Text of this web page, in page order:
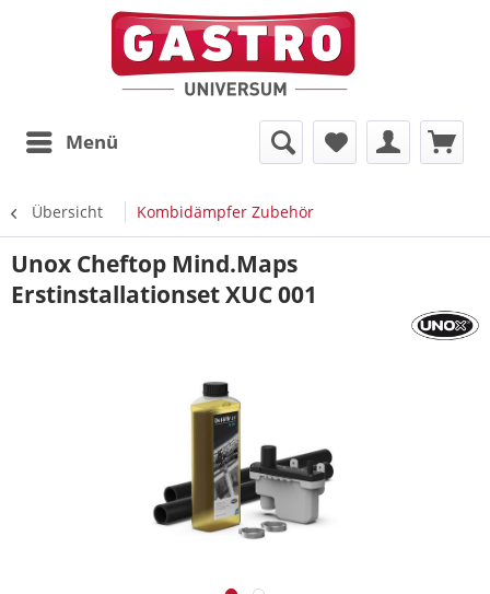
Menü
Übersicht Kombidämpfer Zubehör
Unox Cheftop Mind.Maps
Erstinstallationset XUC 001